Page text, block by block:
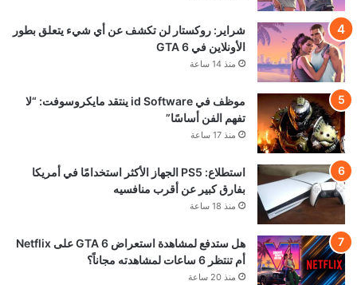
شراير: روكستار لن تكشف عن أي شيء يتعلق بطور
الأونلاين في GTA 6
منذ 14 ساعة
موظف في id Software ينتقد مايكروسوفت: “لا
تفهم الفن أساسًا”
منذ 17 ساعة
استطلاع: PS5 الجهاز الأكثر استخدامًا في أمريكا
بفارق كبير عن أقرب منافسيه
منذ 18 ساعة
هل ستدفع لمشاهدة استعراض GTA 6 على Netflix
أم تنتظر 6 ساعات لمشاهدته مجاناً؟
منذ 20 ساعة